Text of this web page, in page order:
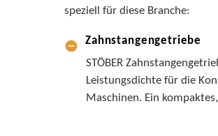
speziell für diese Branche:
Zahnstangengetriebe
STÖBER
Leistungsdichte für die
Maschinen. Ein